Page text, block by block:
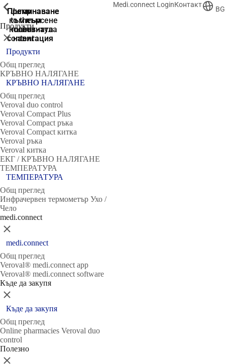
Преминаване
към търсене
Преминаване
към
основната
навигация
Преминаване
към
основната
навигация
Jump
to the
main
content
Преминаване
към
колонтитула
Medi.connect LoginКонтакт
BG
Продукти
ShowPrevious
Затвори
Продукти
Общ преглед
КРЪВНО НАЛЯГАНЕ
ShowPrevious
КРЪВНО НАЛЯГАНЕ
Общ преглед
Veroval duo control
Veroval Compact Plus
Veroval Compact ръка
Veroval Compact китка
Veroval ръка
Veroval китка
ЕКГ / КРЪВНО НАЛЯГАНЕ
ТЕМПЕРАТУРА
ShowPrevious
ТЕМПЕРАТУРА
Общ преглед
Инфрачервен термометър Ухо /
Чело
medi.connect
ShowPrevious
Затвори
medi.connect
Общ преглед
Veroval® medi.connect app
Veroval® medi.connect software
Къде да закупя
ShowPrevious
Затвори
Къде да закупя
Общ преглед
Online pharmacies Veroval duo
control
Полезно
ShowPrevious
Затвори
ShowPrevious
ShowPrevious